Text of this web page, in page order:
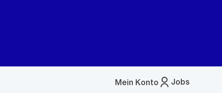
Jobs
Mein Konto
Menü